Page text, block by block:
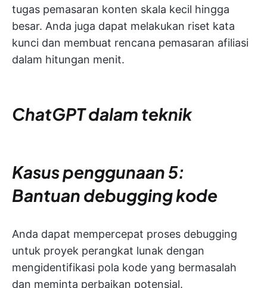
tugas pemasaran konten skala kecil hingga
besar. Anda juga dapat melakukan riset kata
kunci dan membuat rencana pemasaran afiliasi
dalam hitungan menit.
ChatGPT dalam teknik
Kasus penggunaan 5:
Bantuan debugging kode
Anda dapat mempercepat proses debugging
untuk proyek perangkat lunak dengan
mengidentifikasi pola kode yang bermasalah
dan meminta perbaikan potensial.